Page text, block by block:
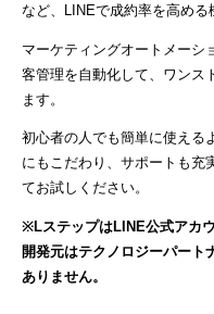
など、LINEで成約率を高める
マーケティングオートメーシ
客管理を自動化して、ワンス
ます。
初心者の人でも簡単に使える
にもこだわり、サポートも充
てお試しください。
※LステップはLINE公式アカ
開発元はテクノロジーパート
ありません。